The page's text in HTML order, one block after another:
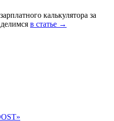
калькулятора за
в статье →